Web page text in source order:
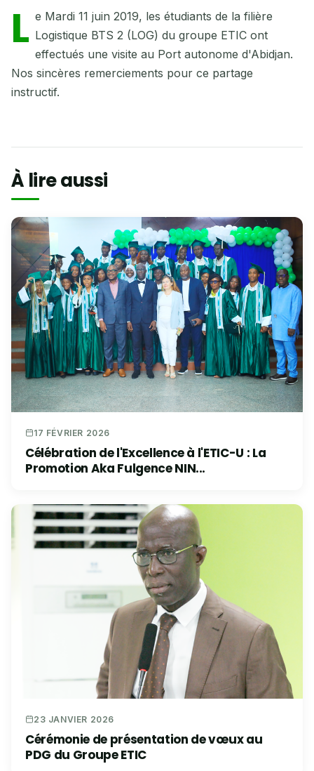
L e Mardi 11 juin 2019, les étudiants de la filière
Logistique BTS 2 (LOG) du groupe ETIC ont
effectués une visite au Port autonome d'Abidjan.
Nos sincères remerciements pour ce partage
instructif.
À lire aussi
17 FÉVRIER 2026
Célébration de l'Excellence à l'ETIC-U : La
Promotion Aka Fulgence NIN...
23 JANVIER 2026
Cérémonie de présentation de vœux au
PDG du Groupe ETIC